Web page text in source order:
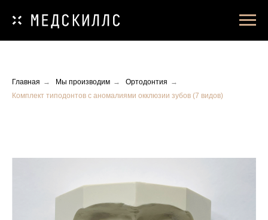
Главная → Мы производим → Ортодонтия →
Комплект типодонтов с аномалиями окклюзии зубов (7 видов)